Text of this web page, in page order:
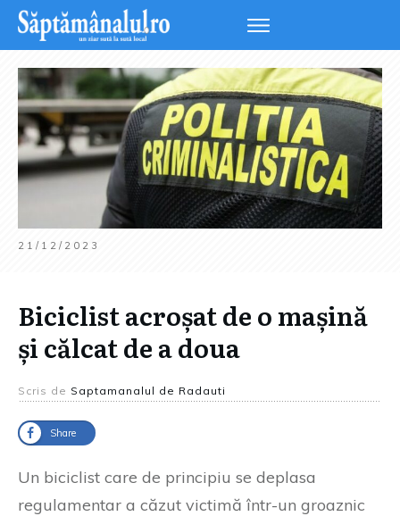
21/12/2023
Biciclist acroșat de o mașină
și călcat de a doua
Scris de Saptamanalul de Radauti
Share
Un biciclist care de principiu se deplasa
regulamentar a căzut victimă într-un groaznic